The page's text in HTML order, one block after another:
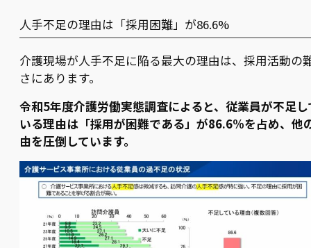
人手不足の理由は「採用困難」が86.6%
介護現場が人手不足に陥る最大の理由は、採用活動の
さにあります。
令和5年度介護労働実態調査によると、従業員が不足し
いる理由は「採用が困難である」が86.6%を占め、他
由を圧倒しています。